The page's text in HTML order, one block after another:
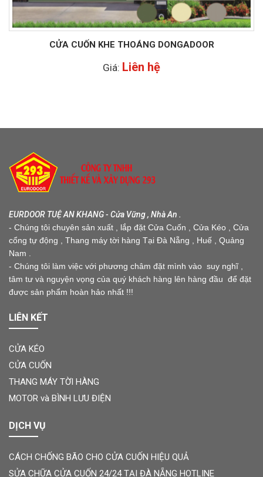
CỬA CUỐN KHE THOÁNG DONGADOOR
Giá: Liên hệ
EURDOOR TUỆ AN KHANG - Cửa Vững , Nhà An .
- Chúng tôi chuyên sản xuất , lắp đặt Cửa Cuốn , Cửa Kéo , Cửa
cổng tự động , Thang máy tời hàng Tại Đà Nẵng , Huế , Quảng
Nam .
- Chúng tôi làm việc với phương châm đặt mình vào suy nghĩ ,
tâm tư và nguyện vọng của quý khách hàng lên hàng đầu để đặt
được sản phẩm hoàn hảo nhất !!!
LIÊN KẾT
CỬA KÉO
CỬA CUỐN
THANG MÁY TỜI HÀNG
MOTOR và BÌNH LƯU ĐIỆN
DỊCH VỤ
CÁCH CHỐNG BÃO CHO CỬA CUỐN HIỆU QUẢ
SỬA CHỮA CỬA CUỐN 24/24 TẠI ĐÀ NẴNG HOTLINE